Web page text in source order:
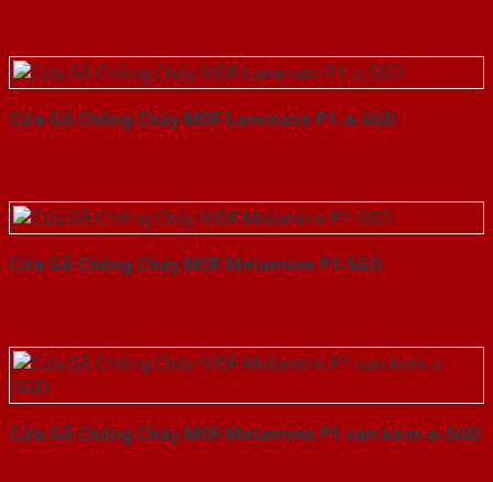
Cửa Gỗ Chống Cháy MDF Laminate P1-a-SGD
Cửa Gỗ Chống Cháy MDF Melamine P1-SGD
Cửa Gỗ Chống Cháy MDF Melamine P1 van kem-a-SGD